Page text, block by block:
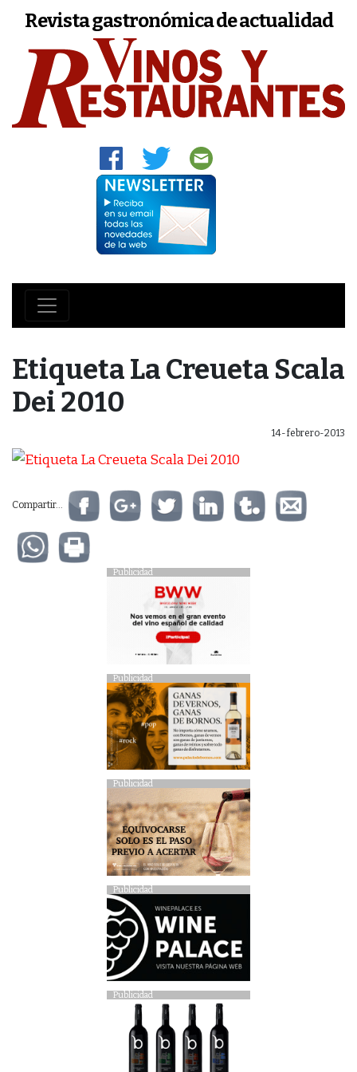
Revista gastronómica de actualidad
Etiqueta La Creueta Scala
Dei 2010
14-febrero-2013
Compartir...
Publicidad
Publicidad
Publicidad
Publicidad
Publicidad